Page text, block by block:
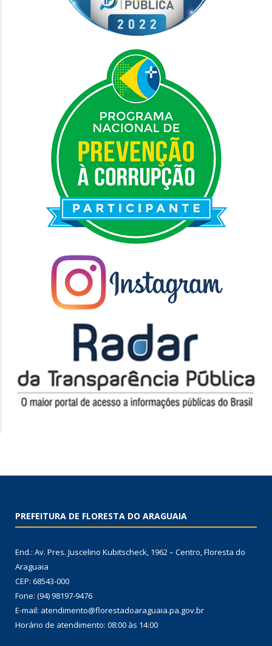
PREFEITURA DE FLORESTA DO ARAGUAIA
End.: Av. Pres. Juscelino Kubitscheck, 1962 – Centro, Floresta do
Araguaia
CEP: 68543-000
Fone: (94) 98197-9476
E-mail: atendimento@florestadoaraguaia.pa.gov.br
Horário de atendimento: 08:00 às 14:00